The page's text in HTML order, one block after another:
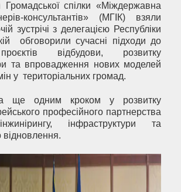
Громадської спілки «Міждержавна
консультантів» (МГІК) взяли
зустрічі з делегацією Республіки
обговорили сучасні підходи до
відбудови, розвитку
та впровадження нових моделей
у територіальних громад.
ще одним кроком у розвитку
професійного партнерства
інфраструктури та
відновлення.